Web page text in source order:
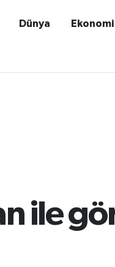
Dünya Ekonomi
ile